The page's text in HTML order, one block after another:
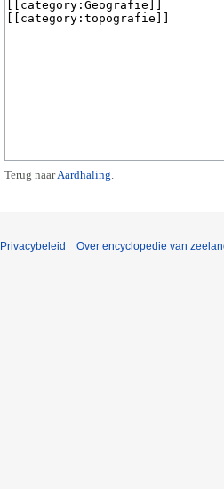
Terug naarAardhaling.
Privacybeleid Over encyclopedie van